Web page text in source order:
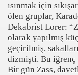
ısınmak için
ölen gruplar,
Dekabrist Lorer:
olarak yapılmış
geçirilmiş,
dizmişti. Bu
Bir gün Zass,